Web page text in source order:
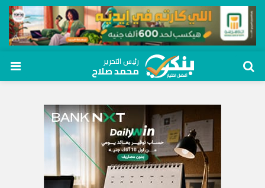
رئيس التحرير
محمد صلاح